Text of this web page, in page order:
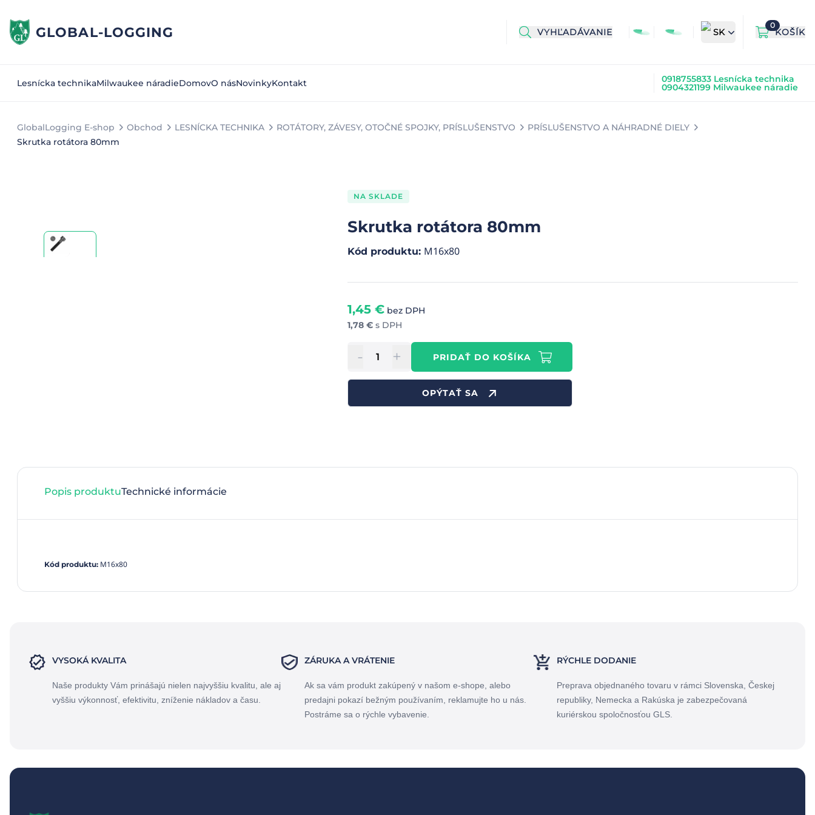
GLOBAL-LOGGING VYHĽADÁVANIE SK
0
KOŠÍK
Lesnícka technikaMilwaukee náradieDomovO násNovinkyKontakt 0918755833 Lesnícka technika
0904321199 Milwaukee náradie
GlobalLogging E-shop Obchod LESNÍCKA TECHNIKA ROTÁTORY, ZÁVESY, OTOČNÉ SPOJKY, PRÍSLUŠENSTVO
PRÍSLUŠENSTVO A NÁHRADNÉ DIELY
Skrutka rotátora 80mm
NA SKLADE
Skrutka rotátora 80mm
Kód produktu: M16x80
1,45 € bez DPH
1,78 € s DPH
- + PRIDAŤ DO KOŠÍKA
OPÝTAŤ SA
Popis produktuTechnické informácie
Kód produktu: M16x80
VYSOKÁ KVALITA
Naše produkty Vám prinášajú nielen najvyššiu kvalitu, ale aj
vyššiu výkonnosť, efektivitu, zníženie nákladov a času.
ZÁRUKA A VRÁTENIE
Ak sa vám produkt zakúpený v našom e-shope, alebo
predajni pokazí bežným používaním, reklamujte ho u nás.
Postráme sa o rýchle vybavenie.
RÝCHLE DODANIE
Preprava objednaného tovaru v rámci Slovenska, Českej
republiky, Nemecka a Rakúska je zabezpečovaná
kuriérskou spoločnosťou GLS.